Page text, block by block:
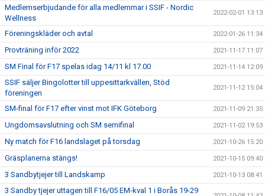
Medlemserbjudande för alla medlemmar i SSIF - Nordic
Wellness
2022-02-01 13:13
Föreningskläder och avtal 2022-01-26 11:34
Provträning inför 2022 2021-11-17 11:07
SM Final för F17 spelas idag 14/11 kl 17.00 2021-11-14 12:09
SSIF säljer Bingolotter till uppesittarkvällen, Stöd
föreningen
2021-11-12 15:04
SM-final för F17 efter vinst mot IFK Göteborg 2021-11-09 21:35
Ungdomsavslutning och SM semifinal 2021-11-02 19:53
Ny match för F16 landslaget på torsdag 2021-10-26 15:20
Gräsplanerna stängs! 2021-10-15 09:40
3 Sandbytjejer till Landskamp 2021-10-13 08:41
3 Sandby tjejer uttagen till F16/05 EM-kval 1 i Borås 19-29